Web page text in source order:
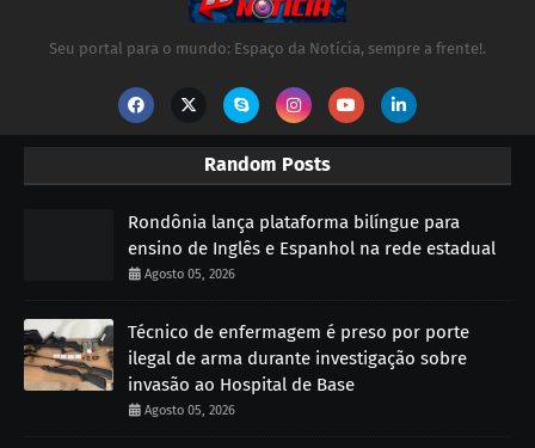
Seu portal para o mundo: Espaço da Notícia, sempre a frente!.
Random Posts
Rondônia lança plataforma bilíngue para
ensino de Inglês e Espanhol na rede estadual
Agosto 05, 2026
Técnico de enfermagem é preso por porte
ilegal de arma durante investigação sobre
invasão ao Hospital de Base
Agosto 05, 2026